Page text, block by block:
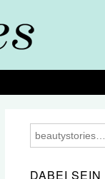
DABEI SEIN